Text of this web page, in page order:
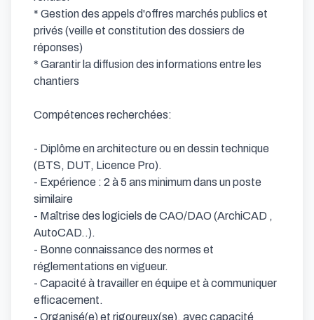
* Gestion des appels d'offres marchés publics et
privés (veille et constitution des dossiers de
réponses)
* Garantir la diffusion des informations entre les
chantiers
Compétences recherchées:
- Diplôme en architecture ou en dessin technique
(BTS, DUT, Licence Pro).
- Expérience : 2 à 5 ans minimum dans un poste
similaire
- Maîtrise des logiciels de CAO/DAO (ArchiCAD ,
AutoCAD..).
- Bonne connaissance des normes et
réglementations en vigueur.
- Capacité à travailler en équipe et à communiquer
efficacement.
- Organisé(e) et rigoureux(se), avec capacité